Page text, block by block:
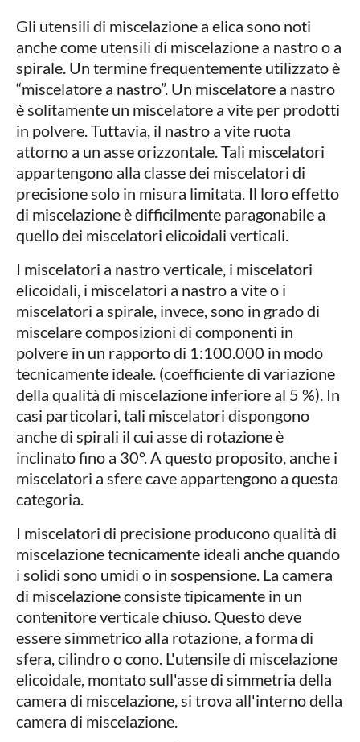
Gli utensili di miscelazione a elica sono noti
anche come utensili di miscelazione a nastro o a
spirale. Un termine frequentemente utilizzato è
“miscelatore a nastro”. Un miscelatore a nastro
è solitamente un miscelatore a vite per prodotti
in polvere. Tuttavia, il nastro a vite ruota
attorno a un asse orizzontale. Tali miscelatori
appartengono alla classe dei miscelatori di
precisione solo in misura limitata. Il loro effetto
di miscelazione è difficilmente paragonabile a
quello dei miscelatori elicoidali verticali.
I miscelatori a nastro verticale, i miscelatori
elicoidali, i miscelatori a nastro a vite o i
miscelatori a spirale, invece, sono in grado di
miscelare composizioni di componenti in
polvere in un rapporto di 1:100.000 in modo
tecnicamente ideale. (coefficiente di variazione
della qualità di miscelazione inferiore al 5 %). In
casi particolari, tali miscelatori dispongono
anche di spirali il cui asse di rotazione è
inclinato fino a 30°. A questo proposito, anche i
miscelatori a sfere cave appartengono a questa
categoria.
I miscelatori di precisione producono qualità di
miscelazione tecnicamente ideali anche quando
i solidi sono umidi o in sospensione. La camera
di miscelazione consiste tipicamente in un
contenitore verticale chiuso. Questo deve
essere simmetrico alla rotazione, a forma di
sfera, cilindro o cono. L'utensile di miscelazione
elicoidale, montato sull'asse di simmetria della
camera di miscelazione, si trova all'interno della
camera di miscelazione.